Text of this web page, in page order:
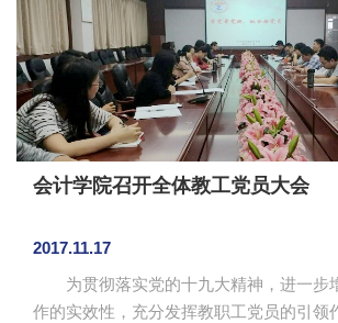
了解学生应聘情况，悉心给予学生就业指
业代表、毕业生亲切交谈，了解企业的人
求，解决学生面试过程中遇到...
会计学院召开全体教工党员大会
2017.11.17
为贯彻落实党的十九大精神，进一步
作的实效性，充分发挥教职工党员的引领